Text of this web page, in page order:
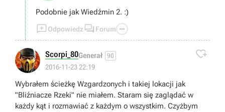
Podobnie jak Wiedźmin 2. :)
Odpowiedz  Forum 
Scorpi_80Generał 90
2016-11-23 22:19

Wybrałem ścieżkę Wzgardzonych i takiej lokacji jak
"Bliźniacze Rzeki" nie miałem. Staram się zaglądać w
każdy kąt i rozmawiać z każdym o wszystkim. Czyżbym